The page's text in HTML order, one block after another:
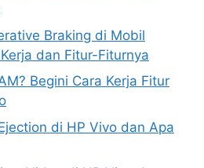
Braking di Mobil
dan Fitur-Fiturnya
Begini Cara Kerja Fitur
di HP Vivo dan Apa